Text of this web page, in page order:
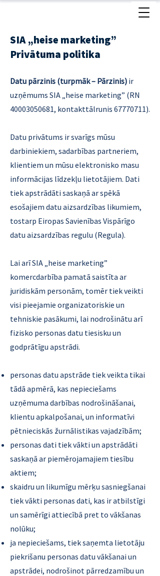
SIA „heise marketing”
Privātuma politika
Datu pārzinis (turpmāk – Pārzinis) ir
uzņēmums SIA „heise marketing” (RN
40003050681, kontakttālrunis 67770711).
Datu privātums ir svarīgs mūsu
darbiniekiem, sadarbības partneriem,
klientiem un mūsu elektronisko masu
informācijas līdzekļu lietotājiem. Dati
tiek apstrādāti saskaņā ar spēkā
esošajiem datu aizsardzības likumiem,
tostarp Eiropas Savienības Vispārīgo
datu aizsardzības regulu (Regula).
Lai arī SIA „heise marketing”
komercdarbība pamatā saistīta ar
juridiskām personām, tomēr tiek veikti
visi pieejamie organizatoriskie un
tehniskie pasākumi, lai nodrošinātu arī
fizisko personas datu tiesisku un
godprātīgu apstrādi.
personas datu apstrāde tiek veikta tikai
tādā apmērā, kas nepieciešams
uzņēmuma darbības nodrošināšanai,
klientu apkalpošanai, un informatīvi
pētnieciskās žurnālistikas vajadzībām;
personas dati tiek vākti un apstrādāti
saskaņā ar piemērojamajiem tiesību
aktiem;
skaidru un likumīgu mērķu sasniegšanai
tiek vākti personas dati, kas ir atbilstīgi
un samērīgi attiecībā pret to vākšanas
nolūku;
ja nepieciešams, tiek saņemta lietotāju
piekrišanu personas datu vākšanai un
apstrādei, nodrošinot pārredzamību un